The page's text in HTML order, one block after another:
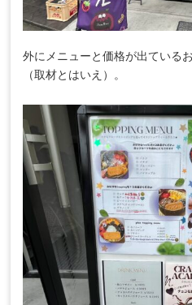
外にメニューと価格が出ている
（取材とはいえ）。